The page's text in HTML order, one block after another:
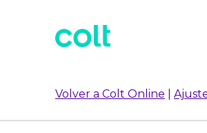
Volver a Colt Online